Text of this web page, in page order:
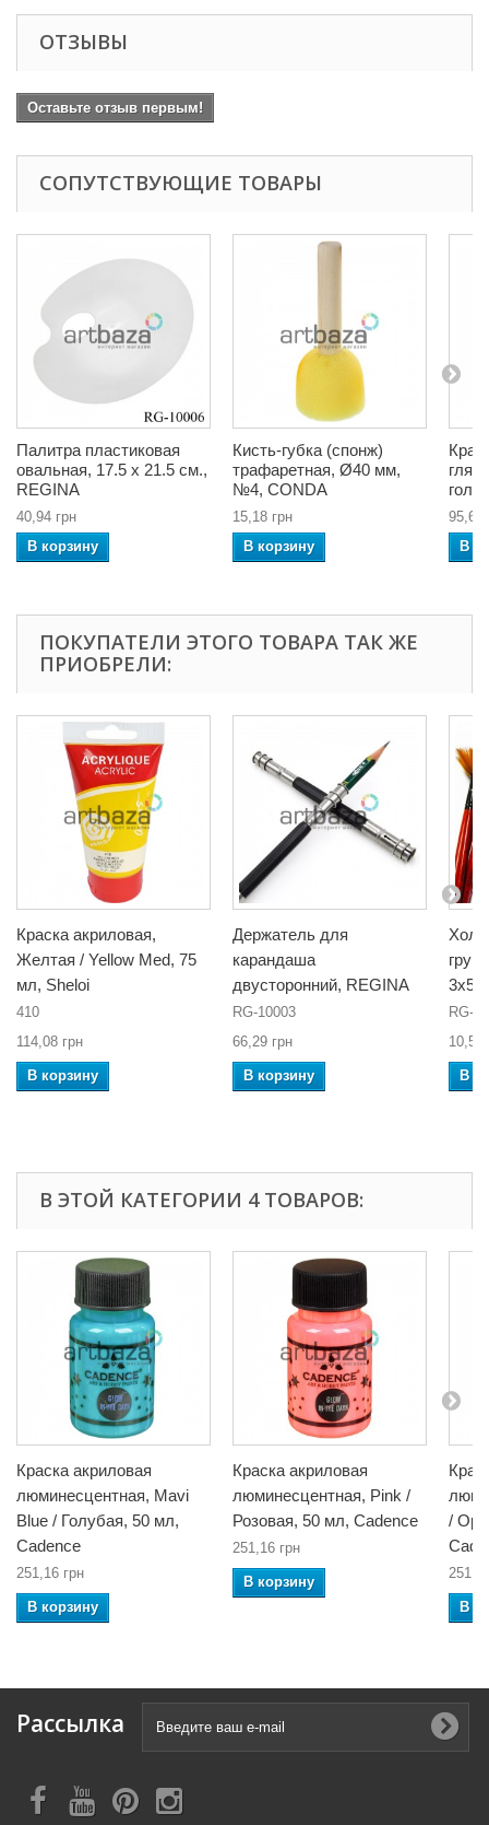
ОТЗЫВЫ
Оставьте отзыв первым!
СОПУТСТВУЮЩИЕ ТОВАРЫ
Палитра пластиковая
овальная, 17.5 x 21.5 см.,
REGINA
40,94 грн
В корзину
Кисть-губка (спонж)
трафаретная, Ø40 мм,
№4, CONDA
15,18 грн
В корзину
95,68
В
ПОКУПАТЕЛИ ЭТОГО ТОВАРА ТАК ЖЕ
ПРИОБРЕЛИ:
Краска акриловая,
Желтая / Yellow Med, 75
мл, Sheloi
410
114,08 грн
В корзину
Держатель для
карандаша
двусторонний, REGINA
RG-10003
66,29 грн
В корзину
3x5
RG-
10,58
В
В ЭТОЙ КАТЕГОРИИ 4 ТОВАРОВ:
Краска акриловая
люминесцентная, Mavi
Blue / Голубая, 50 мл,
Cadence
251,16 грн
В корзину
Краска акриловая
люминесцентная, Pink /
Розовая, 50 мл, Cadence
251,16 грн
В корзину
/
В
Рассылка